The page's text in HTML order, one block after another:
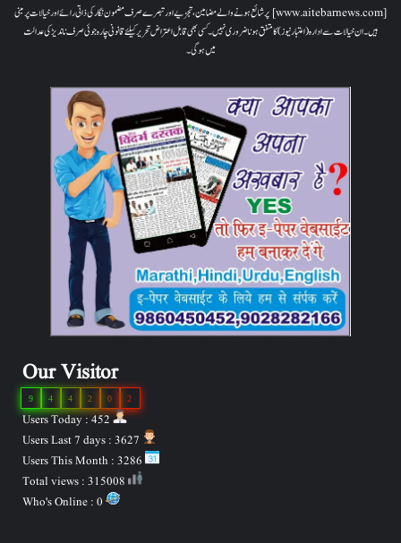
[www.aitebarnews.com] پر شائع ہونے والے مضامین، تجزیے اور تبصرے صرف مضمون نگار کی ذاتی رائے اور خیالات پر مبنی
ہیں۔ ان خیالات سے ادارہ (اعتبار نیوز) کا متفق ہونا ضروری نہیں۔ کسی بھی قابل اعتراض تحریر کیلئے قانونی چارہ جوئی صرف ناندیڑ کی عدالت
میں ہوگی۔
Our Visitor
2
0
2
4
4
9
Users Today : 452